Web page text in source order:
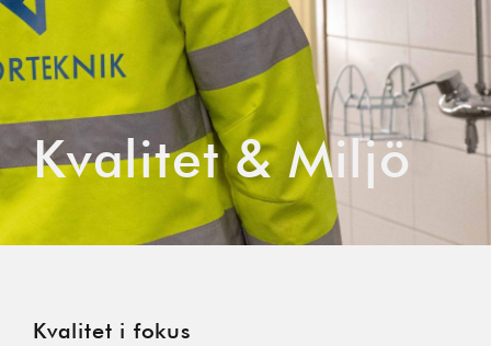
Kvalitet & Miljö
Kvalitet i fokus